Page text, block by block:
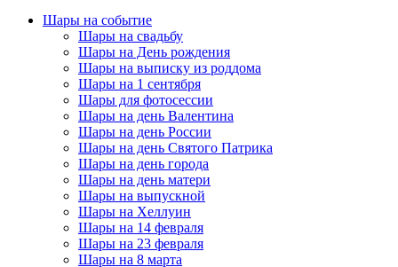
Шары на событие
Шары на свадьбу
Шары на День рождения
Шары на выписку из роддома
Шары на 1 сентября
Шары для фотосессии
Шары на день Валентина
Шары на день России
Шары на день Святого Патрика
Шары на день города
Шары на день матери
Шары на выпускной
Шары на Хеллуин
Шары на 14 февраля
Шары на 23 февраля
Шары на 8 марта